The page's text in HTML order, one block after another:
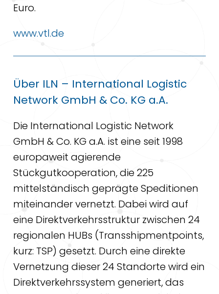
Euro.
www.vtl.de
Über ILN – International Logistic
Network GmbH & Co. KG a.A.
Die International Logistic Network
GmbH & Co. KG a.A. ist eine seit 1998
europaweit agierende
Stückgutkooperation, die 225
mittelständisch geprägte Speditionen
miteinander vernetzt. Dabei wird auf
eine Direktverkehrsstruktur zwischen 24
regionalen HUBs (Transshipmentpoints,
kurz: TSP) gesetzt. Durch eine direkte
Vernetzung dieser 24 Standorte wird ein
Direktverkehrssystem generiert, das